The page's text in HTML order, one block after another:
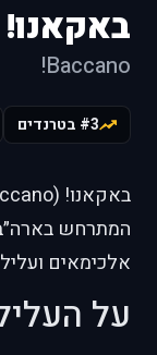
באקאנו!
Baccano!
#3 בטרנדים
אלכימאים
על